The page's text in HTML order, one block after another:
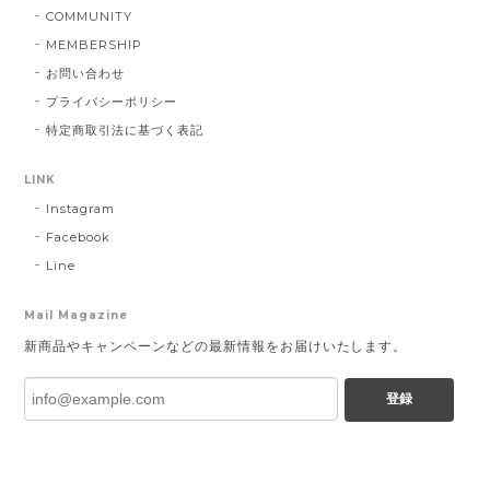
COMMUNITY
MEMBERSHIP
お問い合わせ
プライバシーポリシー
特定商取引法に基づく表記
LINK
Instagram
Facebook
Line
Mail Magazine
新商品やキャンペーンなどの最新情報をお届けいたします。
登録